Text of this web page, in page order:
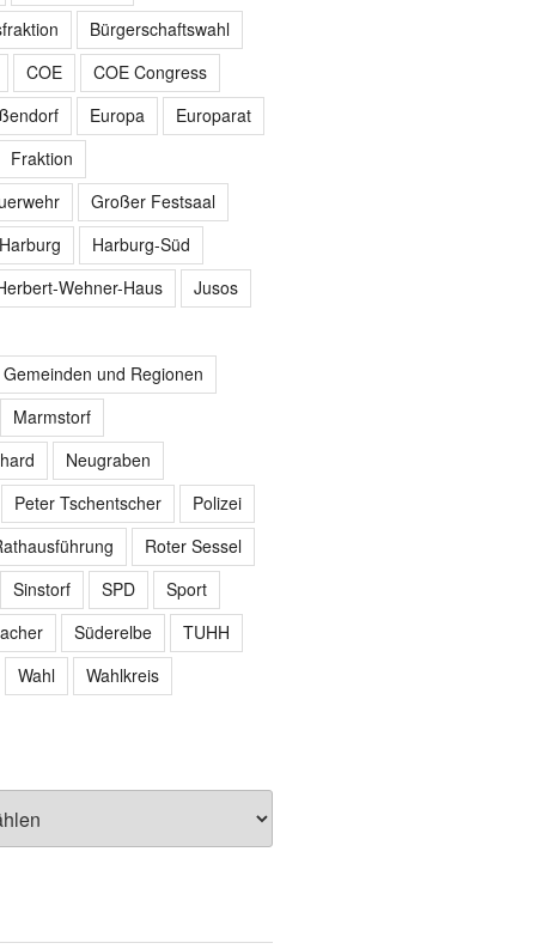
Bürgerschaftswahl
COE
COE Congress
Europa
Europarat
Fraktion
Großer Festsaal
Harburg-Süd
Wehner-Haus
Jusos
und Regionen
Marmstorf
Neugraben
Peter Tschentscher
Polizei
Roter Sessel
Sinstorf
SPD
Sport
Süderelbe
TUHH
Wahl
Wahlkreis